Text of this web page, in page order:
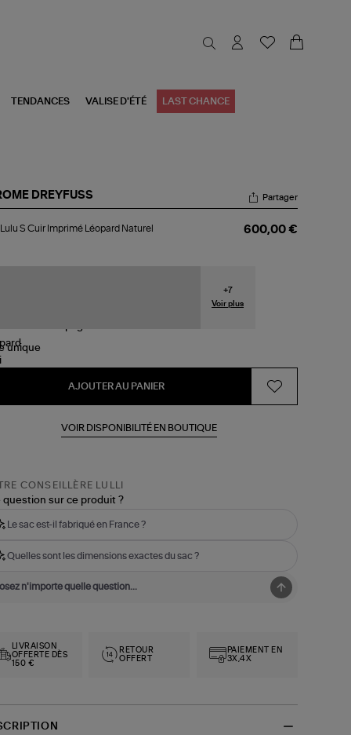
TENDANCES VALISE D'ÉTÉ LAST CHANCE
DREYFUSS Partager
S Cuir Imprimé Léopard Naturel 600,00 €
+7
Voir plus
unique
AJOUTER AU PANIER
VOIR DISPONIBILITÉ EN BOUTIQUE
CONSEILLÈRE LULLI
question sur ce produit ?
Le sac est-il fabriqué en France ?
Quelles sont les dimensions exactes du sac ?
LIVRAISON
OFFERTE DÈS
150 €
RETOUR
OFFERT
PAIEMENT EN
3X,4X